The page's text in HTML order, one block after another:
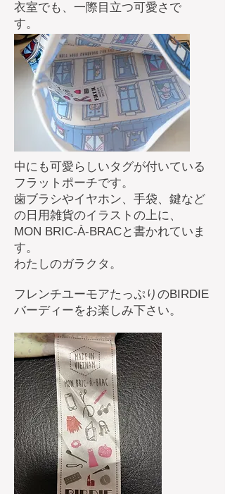
衣室でも、一際目立つ可愛さで
す。
中にも可愛らしいタグが付いている
フラットポーチです。
歯ブラシやイヤホン、手袋、鍵など
の日用雑貨のイラストの上に、
MON BRIC-À-BRACと書かれていま
す。
わたしのガラクタ。
フレンチユーモアたっぷりのBIRDIE
バーディーをお楽しみ下さい。